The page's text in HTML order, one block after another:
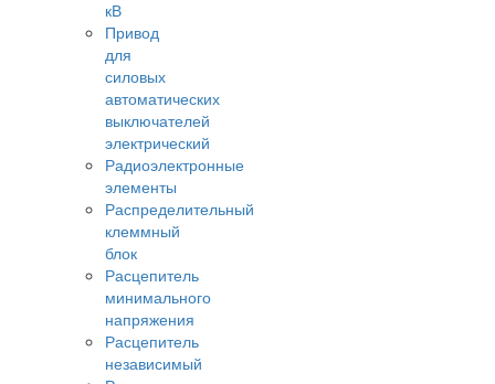
кВ
Привод
для
силовых
автоматических
выключателей
электрический
Радиоэлектронные
элементы
Распределительный
клеммный
блок
Расцепитель
минимального
напряжения
Расцепитель
независимый